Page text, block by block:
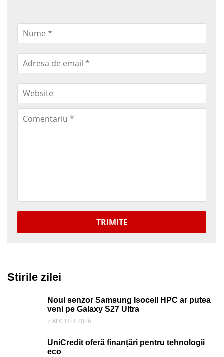
TRIMITE
Stirile zilei
Noul senzor Samsung Isocell HPC ar putea
veni pe Galaxy S27 Ultra
7 AUGUST 2026
UniCredit oferă finanțări pentru tehnologii
eco